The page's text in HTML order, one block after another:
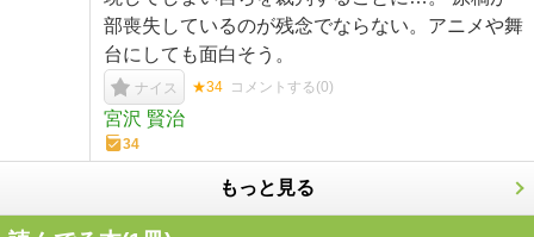
部喪失しているのが残念でならない。アニメや舞
台にしても面白そう。
ナイス ★34 コメントする(0)
宮沢 賢治
34
もっと見る